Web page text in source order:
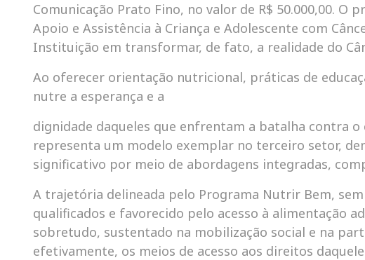
Comunicação Prato Fino, no valor de R$ 50.000,00.
Apoio e Assistência à Criança e Adolescente com
Instituição em transformar, de fato, a realidade do
Ao oferecer orientação nutricional, práticas de
nutre a esperança e a
dignidade daqueles que enfrentam a batalha contra o
representa um modelo exemplar no terceiro setor,
significativo por meio de abordagens integradas,
A trajetória delineada pelo Programa Nutrir Bem,
qualificados e favorecido pelo acesso à alimentação
sobretudo, sustentado na mobilização social e na
efetivamente, os meios de acesso aos direitos